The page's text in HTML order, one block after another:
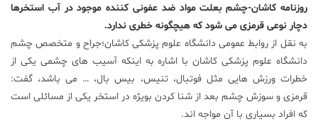
ورزشی
محیط
زیست
علم
روزنامه کاشان-چشم بعلت مواد ضد عفونی کننده موجود در آب استخرها
دچار نوعی قرمزی می شود که هیچگونه خطری ندارد.
به نقل از روابط عمومی دانشگاه علوم پزشکی کاشان؛جراح و متخصص چشم
دانشگاه علوم پزشکی کاشان با اشاره به اینکه آسیب های چشمی یکی از
خطرات ورزش هایی مثل فوتبال، تنیس، بیس بال، … می باشد، گفت:
قرمزی و سوزش چشم بعد از شنا کردن بویژه در استخر یکی از مسائلی است
که افراد بسیاری با آن مواجه اند.